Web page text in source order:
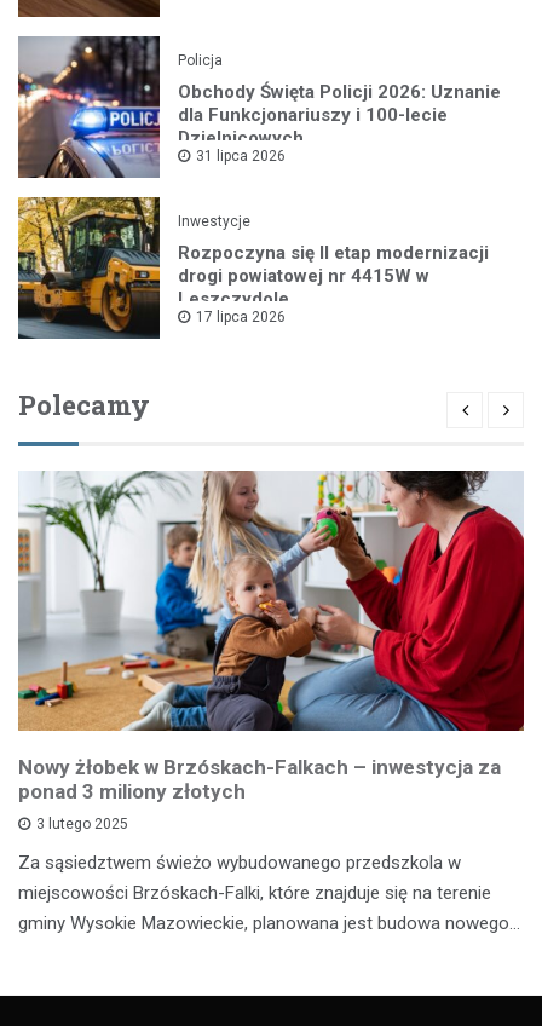
Policja
Obchody Święta Policji 2026: Uznanie
dla Funkcjonariuszy i 100-lecie
Dzielnicowych
31 lipca 2026
Inwestycje
Rozpoczyna się II etap modernizacji
drogi powiatowej nr 4415W w
Leszczydole
17 lipca 2026
Polecamy
Nowy żłobek w Brzóskach-Falkach – inwestycja za
ponad 3 miliony złotych
3 lutego 2025
Za sąsiedztwem świeżo wybudowanego przedszkola w
miejscowości Brzóskach-Falki, które znajduje się na terenie
gminy Wysokie Mazowieckie, planowana jest budowa nowego…